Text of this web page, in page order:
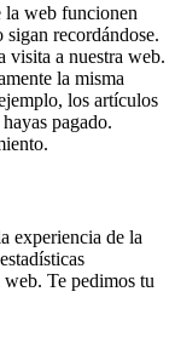
la web funcionen
sigan recordándose.
visita a nuestra web.
la misma
los artículos
pagado.
experiencia de la
Te pedimos tu